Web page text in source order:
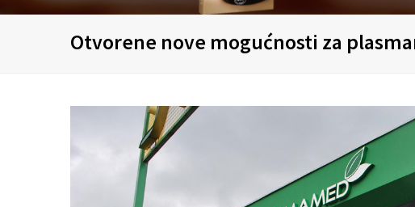
Otvorene nove mogućnosti za